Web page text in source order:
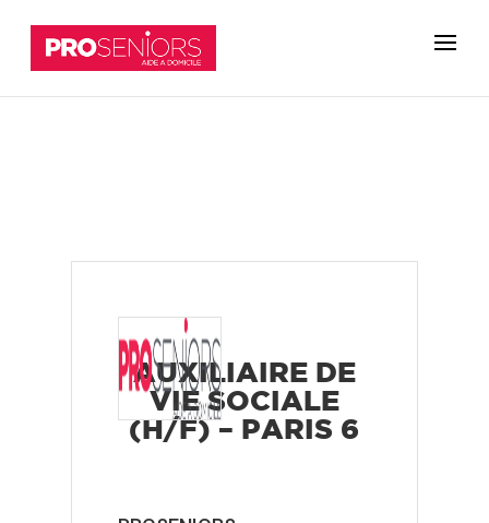
AUXILIAIRE DE
VIE SOCIALE
(H/F) – PARIS 6